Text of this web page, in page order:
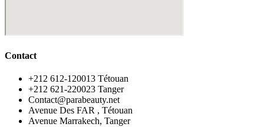
Contact
‪+212 612-120013 Tétouan
‪+212 621-220023 Tanger
Contact@parabeauty.net
Avenue Des FAR , Tétouan
Avenue Marrakech, Tanger